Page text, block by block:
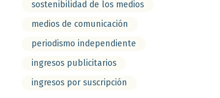
sostenibilidad de los medios
medios de comunicación
periodismo independiente
ingresos publicitarios
ingresos por suscripción